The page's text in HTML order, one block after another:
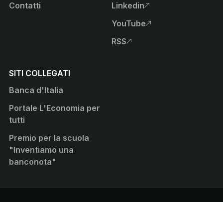
Contatti
Linkedin
, apre sito esterno in nuova
YouTube
, apre sito esterno in nuova
RSS
, apre sito esterno in nuova
SITI COLLEGATI
Banca d'Italia
Portale L'Economia per
tutti
Premio per la scuola
"Inventiamo una
banconota"